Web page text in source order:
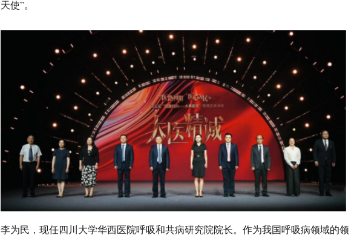
天使”。
李为民，现任四川大学华西医院呼吸和共病研究院院长。作为我国呼吸病领域的领